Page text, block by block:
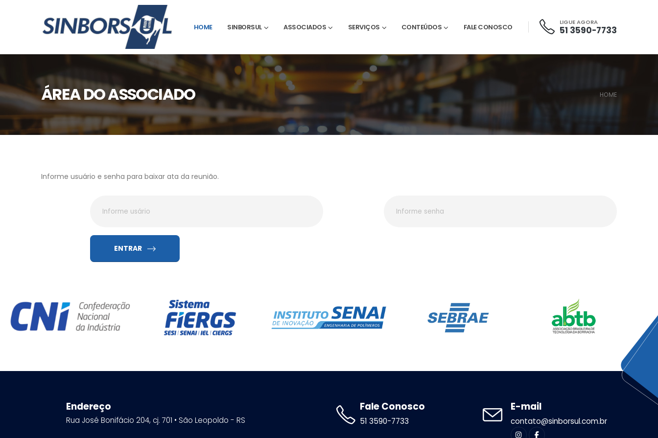
HOME SINBORSUL ASSOCIADOS SERVIÇOS CONTEÚDOS FALE CONOSCO
LIGUE AGORA
51 3590-7733
ÁREA DO ASSOCIADO HOME
Informe usuário e senha para baixar ata da reunião.
ENTRAR
Endereço
Rua José Bonifácio 204, cj. 701 • São Leopoldo - RS
Fale Conosco
51 3590-7733
E-mail
contato@sinborsul.com.br